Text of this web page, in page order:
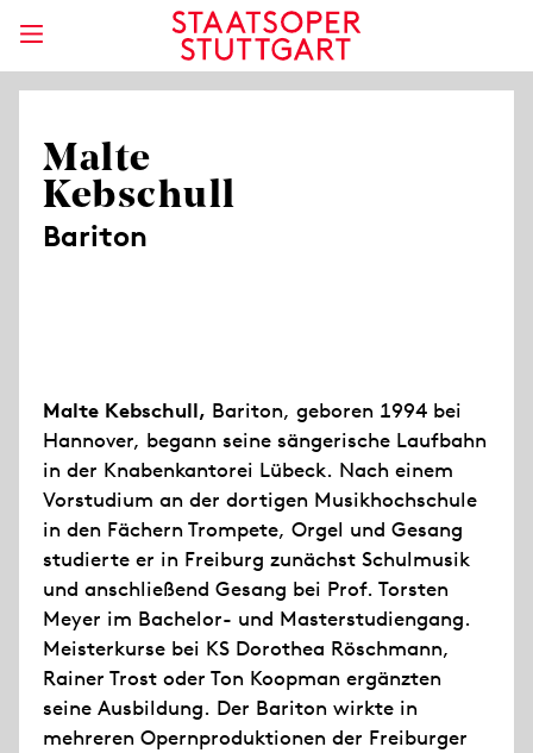
Malte
Kebschull
Bariton
Malte Kebschull, Bariton, geboren 1994 bei
Hannover, begann seine sängerische Laufbahn
in der Knabenkantorei Lübeck. Nach einem
Vorstudium an der dortigen Musikhochschule
in den Fächern Trompete, Orgel und Gesang
studierte er in Freiburg zunächst Schulmusik
und anschließend Gesang bei Prof. Torsten
Meyer im Bachelor- und Masterstudiengang.
Meisterkurse bei KS Dorothea Röschmann,
Rainer Trost oder Ton Koopman ergänzten
seine Ausbildung. Der Bariton wirkte in
mehreren Opernproduktionen der Freiburger